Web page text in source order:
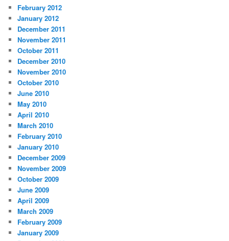
February 2012
January 2012
December 2011
November 2011
October 2011
December 2010
November 2010
October 2010
June 2010
May 2010
April 2010
March 2010
February 2010
January 2010
December 2009
November 2009
October 2009
June 2009
April 2009
March 2009
February 2009
January 2009